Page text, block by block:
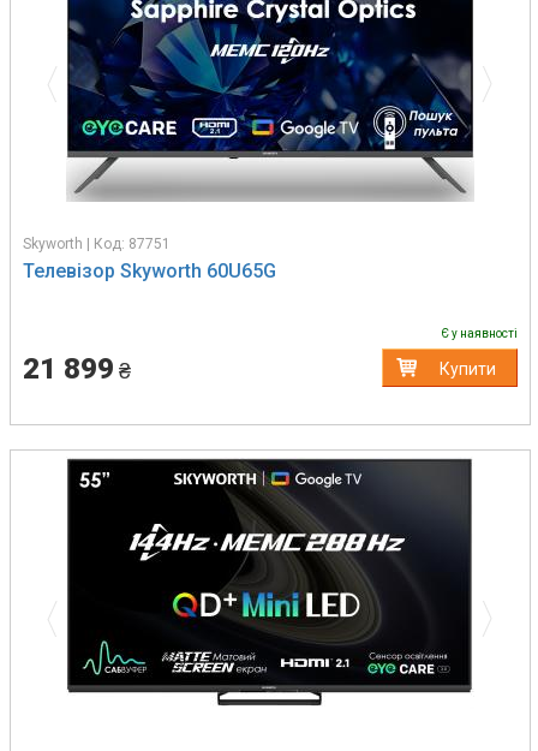
Previous
Skyworth | Код: 87751
Телевізор Skyworth 60U65G
Є у наявності
21 899 ₴ Купити
Previous